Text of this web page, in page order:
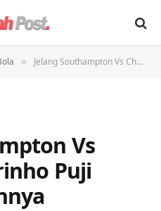
» Jelang Southampton Vs Chelsea, Mourinho Puji Mantan Rekannya
Vs
Puji